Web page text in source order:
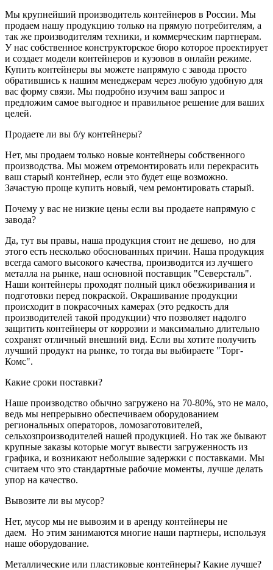
Мы крупнейший производитель контейнеров в России. Мы
продаем нашу продукцию только на прямую потребителям, а
так же производителям техники, и коммерческим партнерам.
У нас собственное конструкторское бюро которое проектирует
и создает модели контейнеров и кузовов в онлайн режиме.
Купить контейнеры вы можете напрямую с завода просто
обратившись к нашим менеджерам через любую удобную для
вас форму связи. Мы подробно изучим ваш запрос и
предложим самое выгодное и правильное решение для ваших
целей.
Продаете ли вы б/у контейнеры?
Нет, мы продаем только новые контейнеры собственного
производства. Мы можем отремонтировать или перекрасить
ваш старый контейнер, если это будет еще возможно.
Зачастую проще купить новый, чем ремонтировать старый.
Почему у вас не низкие цены если вы продаете напрямую с
завода?
Да, тут вы правы, наша продукция стоит не дешево, но для
этого есть несколько обоснованных причин. Наша продукция
всегда самого высокого качества, производится из лучшего
металла на рынке, наш основной поставщик "Северсталь".
Наши контейнеры проходят полный цикл обезжиривания и
подготовки перед покраской. Окрашивание продукции
происходит в покрасочных камерах (это редкость для
производителей такой продукции) что позволяет надолго
защитить контейнеры от коррозии и максимально длительно
сохранят отличный внешний вид. Если вы хотите получить
лучший продукт на рынке, то тогда вы выбираете "Торг-
Комс".
Какие сроки поставки?
Наше производство обычно загружено на 70-80%, это не мало,
ведь мы непрерывно обеспечиваем оборудованием
региональных операторов, ломозаготовителей,
сельхозпроизводителей нашей продукцией. Но так же бывают
крупные заказы которые могут вывести загруженность из
графика, и возникают небольшие задержки с поставками. Мы
считаем что это стандартные рабочие моменты, лучше делать
упор на качество.
Вывозите ли вы мусор?
Нет, мусор мы не вывозим и в аренду контейнеры не
даем. Но этим занимаются многие наши партнеры, используя
наше оборудование.
Металлические или пластиковые контейнеры? Какие лучше?